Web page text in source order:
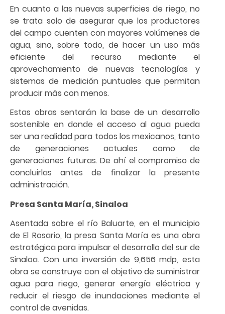
En cuanto a las nuevas superficies de riego, no
se trata solo de asegurar que los productores
del campo cuenten con mayores volúmenes de
agua, sino, sobre todo, de hacer un uso más
eficiente del recurso mediante el
aprovechamiento de nuevas tecnologías y
sistemas de medición puntuales que permitan
producir más con menos.
Estas obras sentarán la base de un desarrollo
sostenible en donde el acceso al agua pueda
ser una realidad para todos los mexicanos, tanto
de generaciones actuales como de
generaciones futuras. De ahí el compromiso de
concluirlas antes de finalizar la presente
administración.
Presa Santa María, Sinaloa
Asentada sobre el río Baluarte, en el municipio
de El Rosario, la presa Santa María es una obra
estratégica para impulsar el desarrollo del sur de
Sinaloa. Con una inversión de 9,656 mdp, esta
obra se construye con el objetivo de suministrar
agua para riego, generar energía eléctrica y
reducir el riesgo de inundaciones mediante el
control de avenidas.